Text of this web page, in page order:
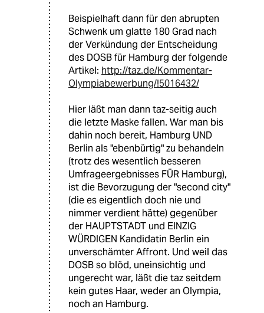
Beispielhaft dann für den abrupten
Schwenk um glatte 180 Grad nach
der Verkündung der Entscheidung
des DOSB für Hamburg der folgende
Artikel: http://taz.de/Kommentar-
Olympiabewerbung/!5016432/
Hier läßt man dann taz-seitig auch
die letzte Maske fallen. War man bis
dahin noch bereit, Hamburg UND
Berlin als "ebenbürtig" zu behandeln
(trotz des wesentlich besseren
Umfrageergebnisses FÜR Hamburg),
ist die Bevorzugung der "second city"
(die es eigentlich doch nie und
nimmer verdient hätte) gegenüber
der HAUPTSTADT und EINZIG
WÜRDIGEN Kandidatin Berlin ein
unverschämter Affront. Und weil das
DOSB so blöd, uneinsichtig und
ungerecht war, läßt die taz seitdem
kein gutes Haar, weder an Olympia,
noch an Hamburg.